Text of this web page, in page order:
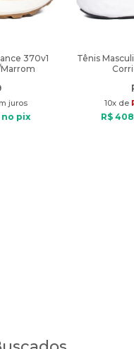
370v1
juros
no pix
Tênis
10x de
R$ 408